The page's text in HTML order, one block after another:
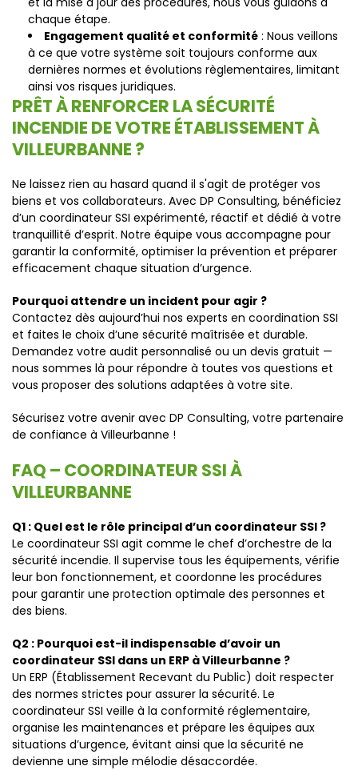
chaque étape.
Engagement qualité et conformité : Nous veillons
à ce que votre système soit toujours conforme aux
dernières normes et évolutions règlementaires, limitant
ainsi vos risques juridiques.
PRÊT À RENFORCER LA SÉCURITÉ
INCENDIE DE VOTRE ÉTABLISSEMENT À
VILLEURBANNE ?
Ne laissez rien au hasard quand il s'agit de protéger vos
biens et vos collaborateurs. Avec DP Consulting, bénéficiez
d’un coordinateur SSI expérimenté, réactif et dédié à votre
tranquillité d’esprit. Notre équipe vous accompagne pour
garantir la conformité, optimiser la prévention et préparer
efficacement chaque situation d’urgence.
Pourquoi attendre un incident pour agir ?
Contactez dès aujourd’hui nos experts en coordination SSI
et faites le choix d’une sécurité maîtrisée et durable.
Demandez votre audit personnalisé ou un devis gratuit —
nous sommes là pour répondre à toutes vos questions et
vous proposer des solutions adaptées à votre site.
Sécurisez votre avenir avec DP Consulting, votre partenaire
de confiance à Villeurbanne !
FAQ – COORDINATEUR SSI À
VILLEURBANNE
Q1 : Quel est le rôle principal d’un coordinateur SSI ?
Le coordinateur SSI agit comme le chef d’orchestre de la
sécurité incendie. Il supervise tous les équipements, vérifie
leur bon fonctionnement, et coordonne les procédures
pour garantir une protection optimale des personnes et
des biens.
Q2 : Pourquoi est-il indispensable d’avoir un
coordinateur SSI dans un ERP à Villeurbanne ?
Un ERP (Établissement Recevant du Public) doit respecter
des normes strictes pour assurer la sécurité. Le
coordinateur SSI veille à la conformité réglementaire,
organise les maintenances et prépare les équipes aux
situations d’urgence, évitant ainsi que la sécurité ne
devienne une simple mélodie désaccordée.